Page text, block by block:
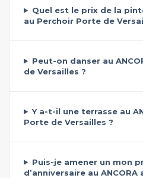
Quel est le prix de la
au Perchoir Porte de
Peut-on danser au
de Versailles ?
Y a-t-il une terrasse au
Porte de Versailles ?
Puis-je amener un mon
d’anniversaire au